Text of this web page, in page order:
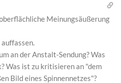
Meinungsäußerung
an der Anstalt-Sendung? Was
Was ist zu kritisieren an "dem
Bild eines Spinnennetzes"?